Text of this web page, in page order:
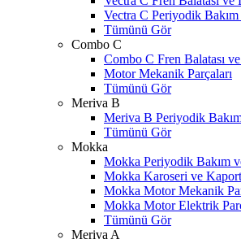
Vectra C Periyodik
Tümünü Gör
Combo C
Combo C Fren Balatası
Motor Mekanik Parçaları
Tümünü Gör
Meriva B
Meriva B Periyodik
Tümünü Gör
Mokka
Mokka Periyodik Bakım
Mokka Karoseri ve
Mokka Motor Mekanik
Mokka Motor Elektrik
Tümünü Gör
Meriva A